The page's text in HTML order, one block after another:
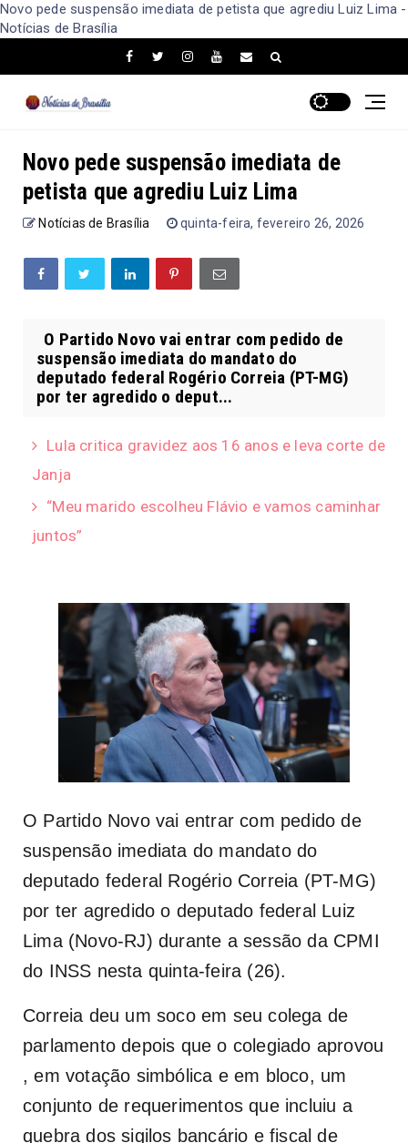
Novo pede suspensão imediata de petista que agrediu Luiz Lima -
Notícias de Brasília
Novo pede suspensão imediata de
petista que agrediu Luiz Lima
Notícias de Brasília quinta-feira, fevereiro 26, 2026
O Partido Novo vai entrar com pedido de
suspensão imediata do mandato do
deputado federal Rogério Correia (PT-MG)
por ter agredido o deput...
Lula critica gravidez aos 16 anos e leva corte de
Janja
“Meu marido escolheu Flávio e vamos caminhar
juntos”
O Partido Novo vai entrar com pedido de
suspensão imediata do mandato do
deputado federal Rogério Correia (PT-MG)
por ter agredido o deputado federal Luiz
Lima (Novo-RJ) durante a sessão da CPMI
do INSS nesta quinta-feira (26).
Correia deu um soco em seu colega de
parlamento depois que o colegiado aprovou
, em votação simbólica e em bloco, um
conjunto de requerimentos que incluiu a
quebra dos sigilos bancário e fiscal de